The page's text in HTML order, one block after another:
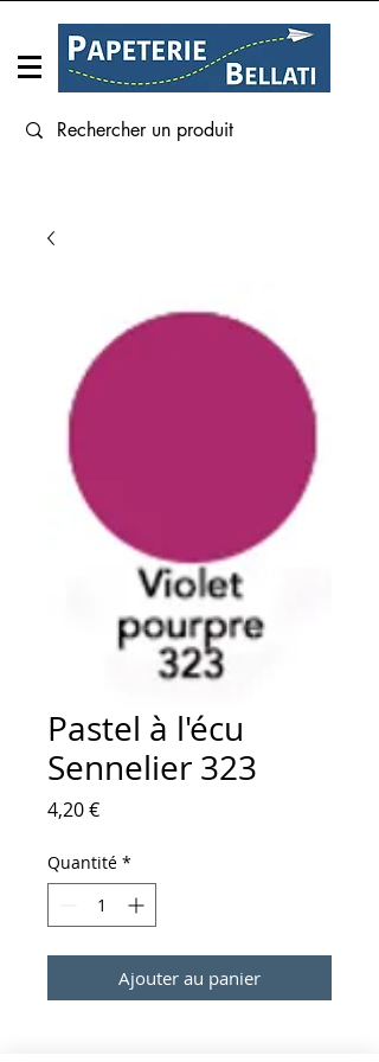
Pastel à l'écu
Sennelier 323
4,20 €Prix
Quantité *
Ajouter au panier